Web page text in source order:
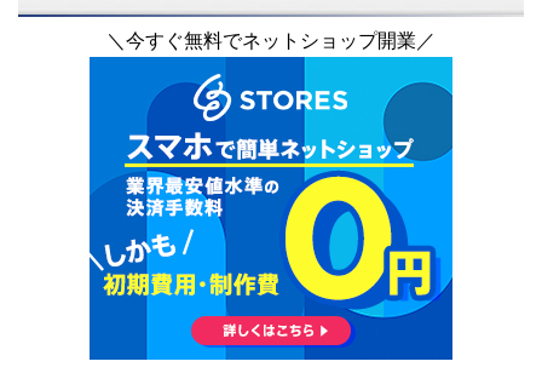
＼今すぐ無料でネットショップ開業／